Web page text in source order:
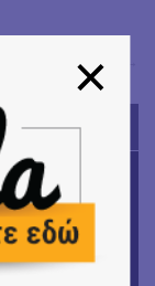
Σόνια Βλάντη
Δημοτική